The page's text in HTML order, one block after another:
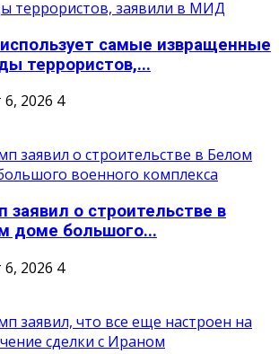
самые извращенные
террористов,...
6, 2026 4
заявил о строительстве в
доме большого...
6, 2026 4